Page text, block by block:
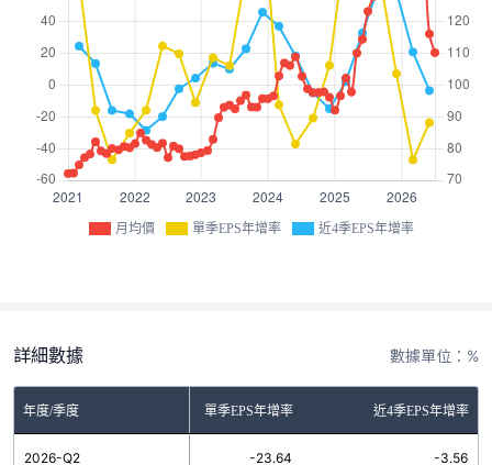
月均價 單季EPS年增率 近4季EPS年增率
詳細數據 數據單位：%
年度/季度 單季EPS年增率 近4季EPS年增率
2026-Q2 -23.64 -3.56